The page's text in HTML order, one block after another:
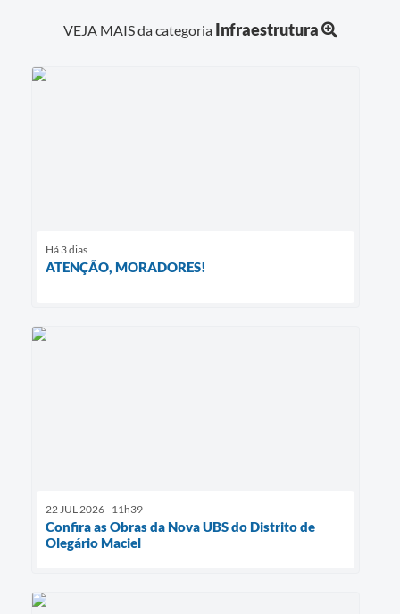
VEJA MAIS da categoria Infraestrutura
Há 3 dias
ATENÇÃO, MORADORES!
22 JUL 2026 - 11h39
Confira as Obras da Nova UBS do Distrito de
Olegário Maciel